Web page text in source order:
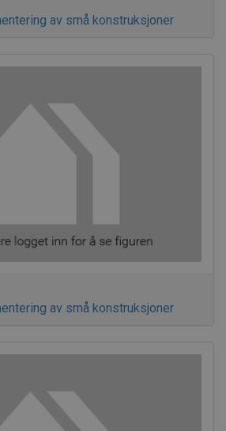
av små konstruksjoner
av små konstruksjoner